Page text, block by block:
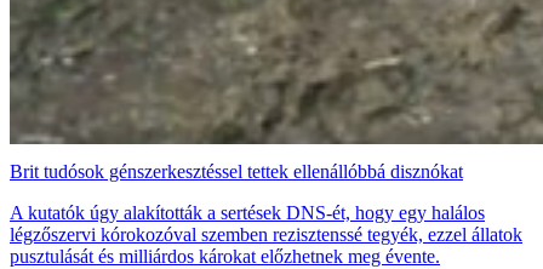
Brit tudósok génszerkesztéssel tettek ellenállóbbá disznókat
A kutatók úgy alakították a sertések DNS-ét, hogy egy halálos
légzőszervi kórokozóval szemben rezisztenssé tegyék, ezzel állatok
pusztulását és milliárdos károkat előzhetnek meg évente.